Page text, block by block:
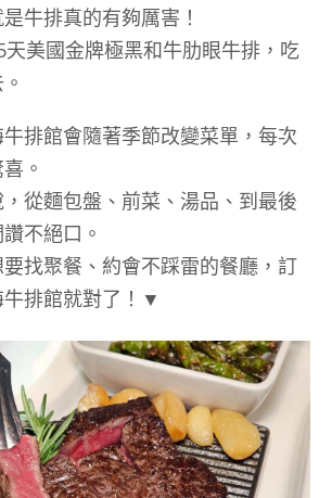
牛排真的有夠厲害！
美國金牌極黑和牛肋眼牛排，吃
排館會隨著季節改變菜單，每次
。
從麵包盤、前菜、湯品、到最後
不絕口。
找聚餐、約會不踩雷的餐廳，訂
排館就對了！▼